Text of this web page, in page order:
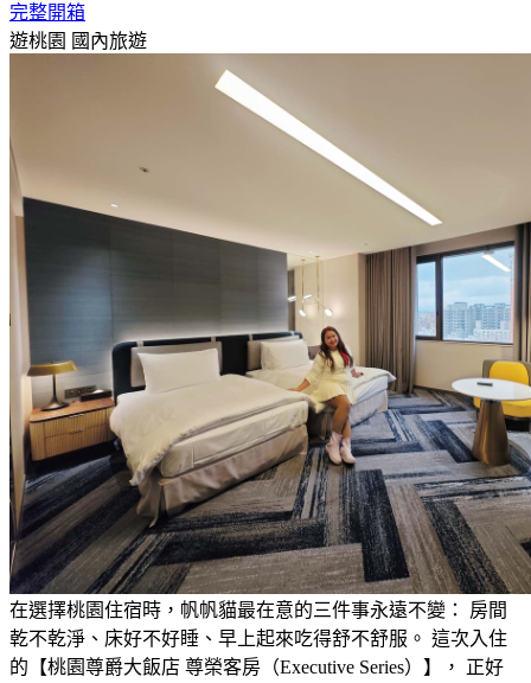
完整開箱
遊桃園 國內旅遊
在選擇桃園住宿時，帆帆貓最在意的三件事永遠不變： 房間
乾不乾淨、床好不好睡、早上起來吃得舒不舒服。 這次入住
的【桃園尊爵大飯店 尊榮客房（Executive Series）】， 正好